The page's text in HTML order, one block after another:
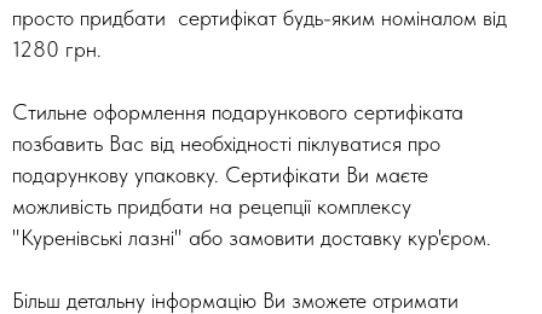
просто придбати сертифікат будь-яким номіналом від
1280 грн.
Стильне оформлення подарункового сертифіката
позбавить Вас від необхідності піклуватися про
подарункову упаковку. Сертифікати Ви маєте
можливість придбати на рецепції комплексу
"Куренівські лазні" або замовити доставку кур'єром.
Більш детальну інформацію Ви зможете отримати